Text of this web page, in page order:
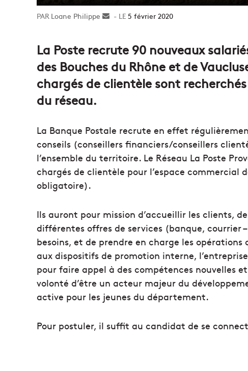
Loane Philippe
Envoyer5 février 2020
La Poste recrute 90 nouveaux
des Bouches du Rhône et de
chargés de clientèle sont
du réseau.
La Banque Postale recrute en effet
conseils (conseillers financiers/conseillers
l’ensemble du territoire. Le Réseau La Poste
chargés de clientèle pour l’espace commercial
obligatoire).
Ils auront pour mission d’accueillir les clients,
différentes offres de services (banque,
besoins, et de prendre en charge les
aux dispositifs de promotion interne,
pour faire appel à des compétences nouvelles
volonté d’être un acteur majeur du
active pour les jeunes du département.
Pour postuler, il suffit au candidat de se